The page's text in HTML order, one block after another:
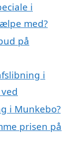
i
med?
på
i
i Munkebo?
prisen på